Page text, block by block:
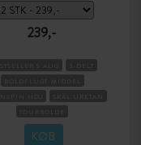
239,-
KOMPRESSION MEDIUM
KØB